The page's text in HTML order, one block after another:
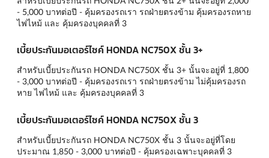
- 5,000 บาทต่อปี - คุ้มครองรถเรา รถฝ่ายตรงข้าม คุ้มครองรถหาย
ไฟไหม้ และ คุ้มครองบุคคลที่ 3
เบี้ยประกันมอเตอร์ไซค์ HONDA NC750X ชั้น 3+
สำหรับเบี้ยประกันรถ HONDA NC750X ชั้น 3+ นั้นจะอยู่ที่ 1,800
- 3,000 บาทต่อปี - คุ้มครองรถเรา รถฝ่ายตรงข้าม ไม่คุ้มครองรถ
หาย ไฟไหม้ และ คุ้มครองบุคคลที่ 3
เบี้ยประกันมอเตอร์ไซค์ HONDA NC750X ชั้น 3
สำหรับเบี้ยประกันรถ HONDA NC750X ชั้น 3 นั้นจะอยู่ที่โดย
ประมาณ 1,850 - 3,000 บาทต่อปี - คุ้มครองเฉพาะบุคคลที่ 3